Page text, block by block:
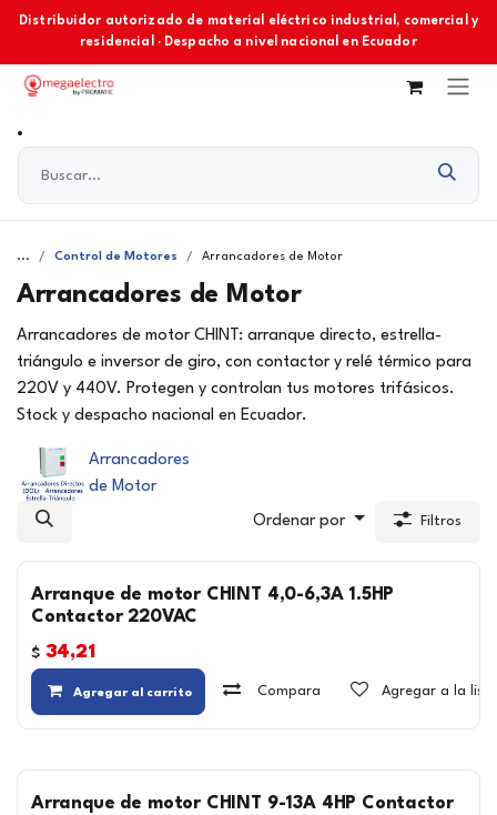
Ir al contenido
Distribuidor autorizado de material eléctrico industrial, comercial y
residencial · Despacho a nivel nacional en Ecuador
... Control de Motores Arrancadores de Motor
Arrancadores de Motor
Arrancadores de motor CHINT: arranque directo, estrella-
triángulo e inversor de giro, con contactor y relé térmico para
220V y 440V. Protegen y controlan tus motores trifásicos.
Stock y despacho nacional en Ecuador.
Arrancadores
de Motor
Ordenar por Filtros
Arranque de motor CHINT 4,0-6,3A 1.5HP
Contactor 220VAC
$ 34,21
Agregar al carrito Compara Agregar a la
Arranque de motor CHINT 9-13A 4HP Contactor